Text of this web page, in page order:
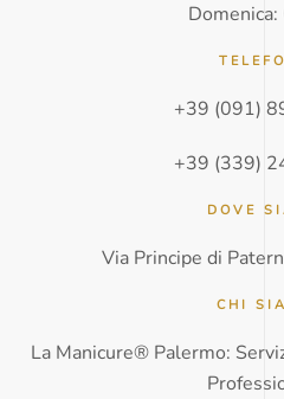
Domenica:
+39 (091)
+39 (339)
DOVE
Via Principe di
CHI
La Manicure® Palermo: